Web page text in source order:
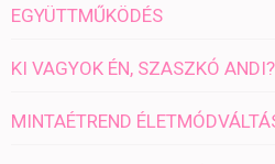
EGYÜTTMŰKÖDÉS
KI VAGYOK ÉN, SZASZKÓ ANDI?
MINTAÉTREND